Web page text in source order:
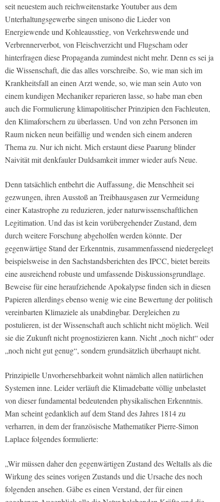
seit neuestem auch reichweitenstarke Youtuber aus dem
Unterhaltungsgewerbe singen unisono die Lieder von
Energiewende und Kohleausstieg, von Verkehrswende und
Verbrennerverbot, von Fleischverzicht und Flugscham oder
hinterfragen diese Propaganda zumindest nicht mehr. Denn es sei ja
die Wissenschaft, die das alles vorschreibe. So, wie man sich im
Krankheitsfall an einen Arzt wende, so, wie man sein Auto von
einem kundigen Mechaniker reparieren lasse, so habe man eben
auch die Formulierung klimapolitischer Prinzipien den Fachleuten,
den Klimaforschern zu überlassen. Und von zehn Personen im
Raum nicken neun beifällig und wenden sich einem anderen
Thema zu. Nur ich nicht. Mich erstaunt diese Paarung blinder
Naivität mit denkfauler Duldsamkeit immer wieder aufs Neue.
Denn tatsächlich entbehrt die Auffassung, die Menschheit sei
gezwungen, ihren Ausstoß an Treibhausgasen zur Vermeidung
einer Katastrophe zu reduzieren, jeder naturwissenschaftlichen
Legitimation. Und das ist kein vorübergehender Zustand, dem
durch weitere Forschung abgeholfen werden könnte. Der
gegenwärtige Stand der Erkenntnis, zusammenfassend niedergelegt
beispielsweise in den Sachstandsberichten des IPCC, bietet bereits
eine ausreichend robuste und umfassende Diskussionsgrundlage.
Beweise für eine heraufziehende Apokalypse finden sich in diesen
Papieren allerdings ebenso wenig wie eine Bewertung der politisch
vereinbarten Klimaziele als unabdingbar. Dergleichen zu
postulieren, ist der Wissenschaft auch schlicht nicht möglich. Weil
sie die Zukunft nicht prognostizieren kann. Nicht „noch nicht“ oder
„noch nicht gut genug“, sondern grundsätzlich überhaupt nicht.
Prinzipielle Unvorhersehbarkeit wohnt nämlich allen natürlichen
Systemen inne. Leider verläuft die Klimadebatte völlig unbelastet
von dieser fundamental bedeutenden physikalischen Erkenntnis.
Man scheint gedanklich auf dem Stand des Jahres 1814 zu
verharren, in dem der französische Mathematiker Pierre-Simon
Laplace folgendes formulierte:
„Wir müssen daher den gegenwärtigen Zustand des Weltalls als die
Wirkung des seines vorigen Zustands und die Ursache des noch
folgenden ansehen. Gäbe es einen Verstand, der für einen